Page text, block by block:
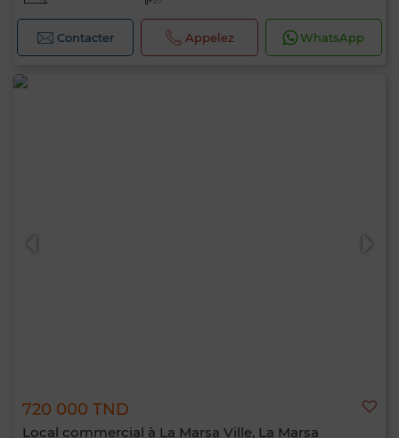
Contacter Appelez WhatsApp
720 000 TND
Local commercial à La Marsa Ville, La Marsa